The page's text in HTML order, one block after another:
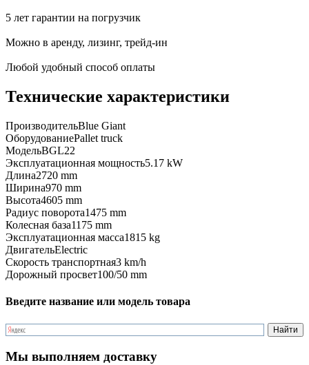
5 лет гарантии на погрузчик
Можно в аренду, лизинг, трейд-ин
Любой удобный способ оплаты
Технические характеристики
ПроизводительBlue Giant
ОборудованиеPallet truck
МодельBGL22
Эксплуатационная мощность5.17 kW
Длина2720 mm
Ширина970 mm
Высота4605 mm
Радиус поворота1475 mm
Колесная база1175 mm
Эксплуатационная масса1815 kg
ДвигательElectric
Скорость транспортная3 km/h
Дорожный просвет100/50 mm
Введите название или модель товара
Мы выполняем доставку